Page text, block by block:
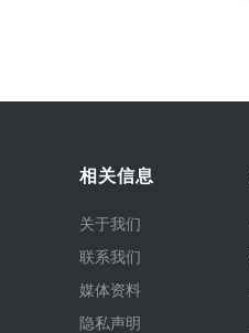
相关信息
关于我们
联系我们
媒体资料
隐私声明